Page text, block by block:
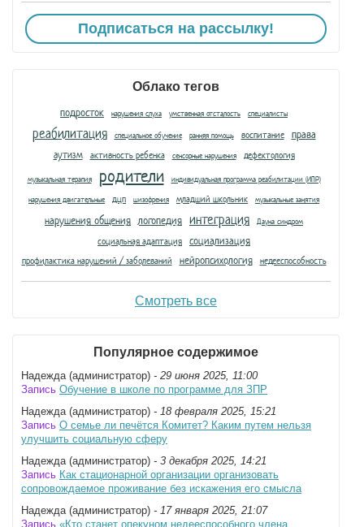
Подписаться на рассылку!
Облако тегов
подросток
нарушения слуха умственная отсталость специалисты
реабилитация специальное обучение ранняя помощь воспитание
права
аутизм
активность ребенка сенсорные нарушения дефектология
музыкальная терапия родители
индивидуальная программа реабилитации (ИПР)
нарушения двигательные
дцп шизофрения младший школьник музыкальные занятия
нарушения общения логопедия интеграция Дауна синдром
социальная адаптация социализация
профилактика нарушений / заболеваний нейропсихология недееспособность
Смотреть все
Популярное содержимое
Надежда (администратор) - 29 июня 2025, 11:00
Запись Обучение в школе по программе для ЗПР
Надежда (администратор) - 18 февраля 2025, 15:21
Запись О семье ли печётся Комитет? Каким путем нельзя
улучшить социальную сферу
Надежда (администратор) - 3 декабря 2025, 14:21
Запись Как стационарной организации организовать
сопровождаемое проживание без искажения его смысла
Надежда (администратор) - 17 января 2025, 21:07
Запись «Кто станет опекуном недееспособного члена